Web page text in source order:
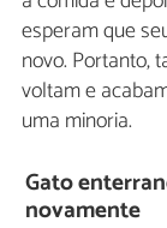
esperam que
novo. Portanto,
voltam e
uma minoria.
Gato
novamente